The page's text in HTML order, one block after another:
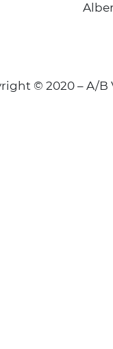
© 2020 – A/B